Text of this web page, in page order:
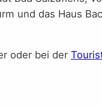
und das Haus
oder bei der